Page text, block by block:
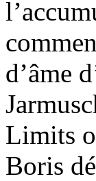
d’âme
Limits
Boris